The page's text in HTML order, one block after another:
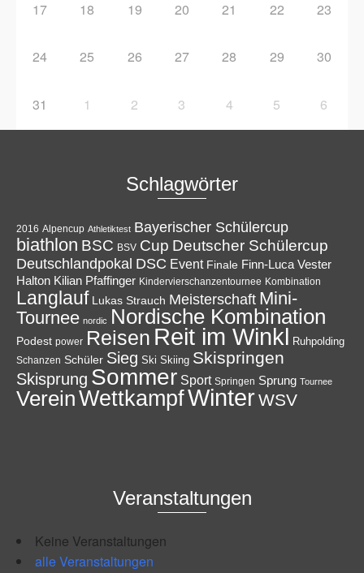
17 18 19 20 21 22 23
24 25 26 27 28 29 30
31 1 2 3 4 5 6
Schlagwörter
2016 Alpencup Athletiktest Bayerischer Schülercup
biathlon BSC BSV Cup Deutscher Schülercup
Deutschlandpokal DSC Event Finale Finn-Luca Vester
Halton Kilian Pfaffinger Kindervierschanzentournee Kombination
Langlauf Lukas Strauch Meisterschaft Mini-
Tournee nordic Nordische Kombination
Podest power Reisen Reit im Winkl Ruhpolding
Schanzen Schüler Sieg Ski Skiing Skispringen
Skisprung Sommer Sport Springen Sprung Tournee
VereinWettkampfWinterWSV
Veranstaltungen
Keine Veranstaltungen
alle Veranstaltungen